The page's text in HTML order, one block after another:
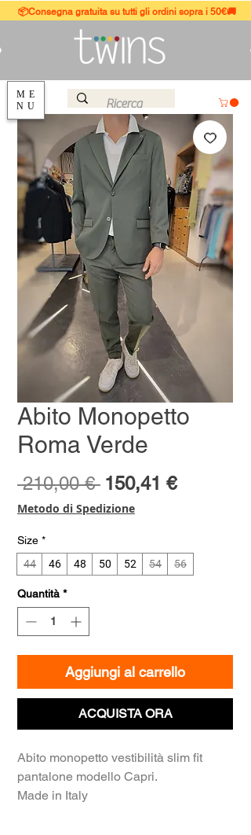
ME
NU
📦Consegna gratuita su tutti gli ordini sopra i 50€🚚
Abito Monopetto
Roma Verde
210,00 € Prezzo
regolare
150,41 €Prezzo
Metodo di Spedizione
Size *
44
46 48 50 52 54 56
Quantità *
Aggiungi al carrello
ACQUISTA ORA
Abito monopetto vestibilità slim fit
pantalone modello Capri.
Made in Italy